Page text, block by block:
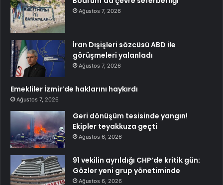
Ağustos 7, 2026
İran Dışişleri sözcüsü ABD ile
görüşmeleri yalanladı
Ağustos 7, 2026
Emekliler İzmir’de haklarını haykırdı
Ağustos 7, 2026
Geri dönüşüm tesisinde yangın!
Ekipler teyakkuza geçti
Ağustos 6, 2026
91 vekilin ayrıldığı CHP’de kritik gün:
Gözler yeni grup yönetiminde
Ağustos 6, 2026